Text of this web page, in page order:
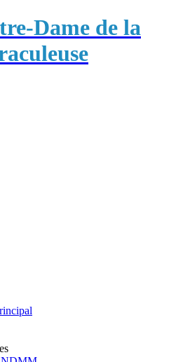
Dame de la